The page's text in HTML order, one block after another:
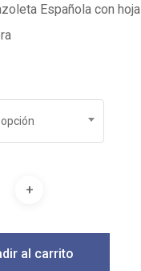
Española con hoja
al carrito